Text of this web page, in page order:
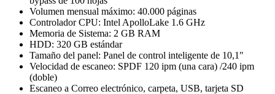
Volumen mensual máximo: 40.000 páginas
Controlador CPU: Intel ApolloLake 1.6 GHz
Memoria de Sistema: 2 GB RAM
HDD: 320 GB estándar
Tamaño del panel: Panel de control inteligente de 10,1"
Velocidad de escaneo: SPDF 120 ipm (una cara) /240 ipm
(doble)
Escaneo a Correo electrónico, carpeta, USB, tarjeta SD